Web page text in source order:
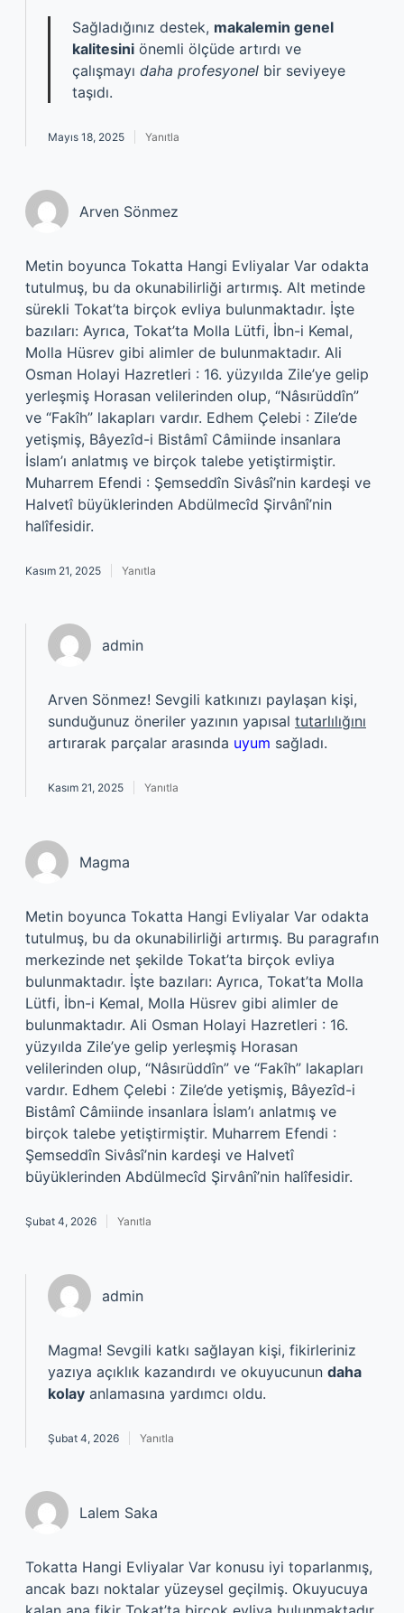
Sağladığınız destek, makalemin genel
kalitesini önemli ölçüde artırdı ve
çalışmayı daha profesyonel bir seviyeye
taşıdı.
Mayıs 18, 2025 Yanıtla
Arven Sönmez
Metin boyunca Tokatta Hangi Evliyalar Var odakta
tutulmuş, bu da okunabilirliği artırmış. Alt metinde
sürekli Tokat’ta birçok evliya bulunmaktadır. İşte
bazıları: Ayrıca, Tokat’ta Molla Lütfi, İbn-i Kemal,
Molla Hüsrev gibi alimler de bulunmaktadır. Ali
Osman Holayi Hazretleri : 16. yüzyılda Zile’ye gelip
yerleşmiş Horasan velilerinden olup, “Nâsırüddîn”
ve “Fakîh” lakapları vardır. Edhem Çelebi : Zile’de
yetişmiş, Bâyezîd-i Bistâmî Câmiinde insanlara
İslam’ı anlatmış ve birçok talebe yetiştirmiştir.
Muharrem Efendi : Şemseddîn Sivâsî’nin kardeşi ve
Halvetî büyüklerinden Abdülmecîd Şirvânî’nin
halîfesidir.
Kasım 21, 2025 Yanıtla
admin
Arven Sönmez! Sevgili katkınızı paylaşan kişi,
sunduğunuz öneriler yazının yapısal tutarlılığını
artırarak parçalar arasında uyum sağladı.
Kasım 21, 2025 Yanıtla
Magma
Metin boyunca Tokatta Hangi Evliyalar Var odakta
tutulmuş, bu da okunabilirliği artırmış. Bu paragrafın
merkezinde net şekilde Tokat’ta birçok evliya
bulunmaktadır. İşte bazıları: Ayrıca, Tokat’ta Molla
Lütfi, İbn-i Kemal, Molla Hüsrev gibi alimler de
bulunmaktadır. Ali Osman Holayi Hazretleri : 16.
yüzyılda Zile’ye gelip yerleşmiş Horasan
velilerinden olup, “Nâsırüddîn” ve “Fakîh” lakapları
vardır. Edhem Çelebi : Zile’de yetişmiş, Bâyezîd-i
Bistâmî Câmiinde insanlara İslam’ı anlatmış ve
birçok talebe yetiştirmiştir. Muharrem Efendi :
Şemseddîn Sivâsî’nin kardeşi ve Halvetî
büyüklerinden Abdülmecîd Şirvânî’nin halîfesidir.
Şubat 4, 2026 Yanıtla
admin
Magma! Sevgili katkı sağlayan kişi, fikirleriniz
yazıya açıklık kazandırdı ve okuyucunun daha
kolay anlamasına yardımcı oldu.
Şubat 4, 2026 Yanıtla
Lalem Saka
Tokatta Hangi Evliyalar Var konusu iyi toparlanmış,
ancak bazı noktalar yüzeysel geçilmiş. Okuyucuya